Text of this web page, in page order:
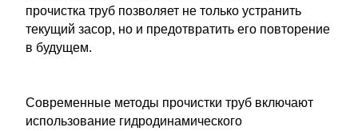
прочистка труб позволяет не только устранить
текущий засор, но и предотвратить его повторение
в будущем.
Современные методы прочистки труб включают
использование гидродинамического